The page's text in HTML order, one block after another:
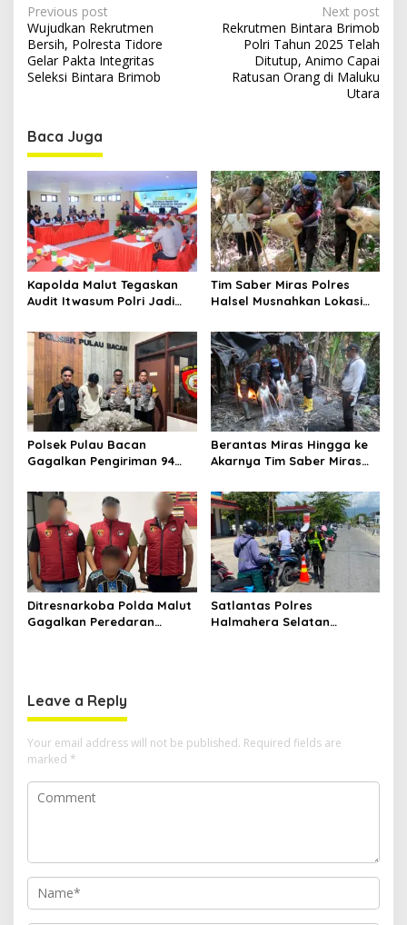
P
o
s
a
v
i
g
a
t
i
n
Previous post
Wujudkan Rekrutmen
Bersih, Polresta Tidore
Gelar Pakta Integritas
Seleksi Bintara Brimob
Next post
Rekrutmen Bintara Brimob
Polri Tahun 2025 Telah
Ditutup, Animo Capai
Ratusan Orang di Maluku
Utara
Baca Juga
Kapolda Malut Tegaskan
Audit Itwasum Polri Jadi
Akuntabilitas dan Kinerja
Tim Saber Miras Polres
Halsel Musnahkan Lokasi
Desa Sawadai
Polsek Pulau Bacan
Gagalkan Pengiriman 94
Tikus di Pelabuhan Kupal
Berantas Miras Hingga ke
Akarnya Tim Saber Miras
Bongkar Penyulingan Cap
Tikus Aktif
Ditresnarkoba Polda Malut
Gagalkan Peredaran
Satlantas Polres
Halmahera Selatan
Leave a Reply
Your email address will not be published. Required fields are
marked *